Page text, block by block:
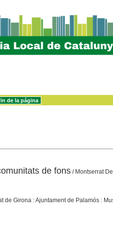
de fons/ Montserrat
de Girona : Ajuntament de Palamós :